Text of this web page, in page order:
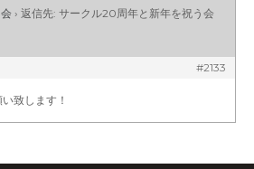
› 返信先: サークル20周年と新年を祝う会
#2133
致します！